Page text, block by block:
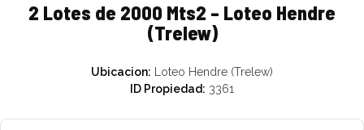
2 Lotes de 2000 Mts2 – Loteo Hendre
(Trelew)
Ubicacion: Loteo Hendre (Trelew)
ID Propiedad: 3361